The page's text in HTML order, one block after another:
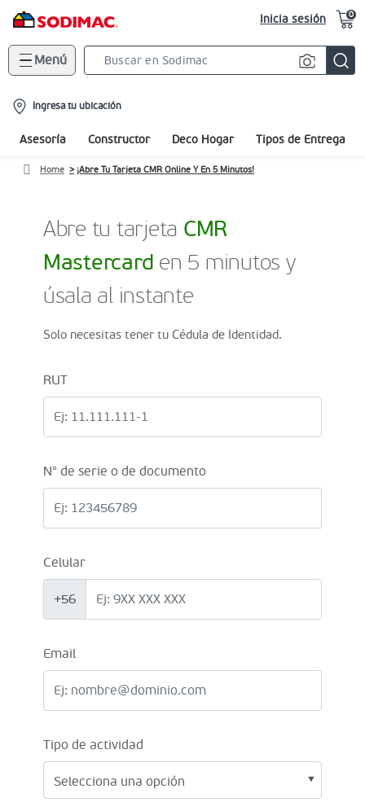
Inicia sesión 0
Menú
location-
icon
Ingresa tu ubicación
Asesoría Constructor Deco Hogar Tipos de Entrega
Home ¡Abre Tu Tarjeta CMR Online Y En 5 Minutos!
Abre tu tarjeta CMR
Mastercard en 5 minutos y
úsala al instante
Solo necesitas tener tu Cédula de Identidad.
RUT
N° de serie o de documento
Celular
+56
Email
Tipo de actividad